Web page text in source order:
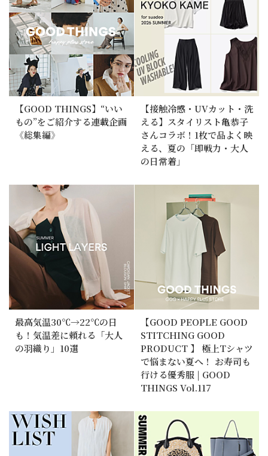
【GOOD THINGS】“いい
もの”をご紹介する連載企画
《総集編》
【接触冷感・UVカット・洗
える】スタイリスト亀恭子
さんコラボ！1枚で品よく映
える、夏の「即戦力・大人
の日常着」
最高気温30℃→22℃の日
も！気温差に頼れる「大人
の羽織り」10選
【GOOD PEOPLE GOOD
STITCHING GOOD
PRODUCT 】 極上Tシャツ
で悩まない夏へ！ お寿司も
行ける優秀服 | GOOD
THINGS Vol.117